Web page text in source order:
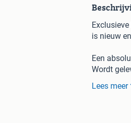
is nieuw
Een
Wordt
box en
Lees meer